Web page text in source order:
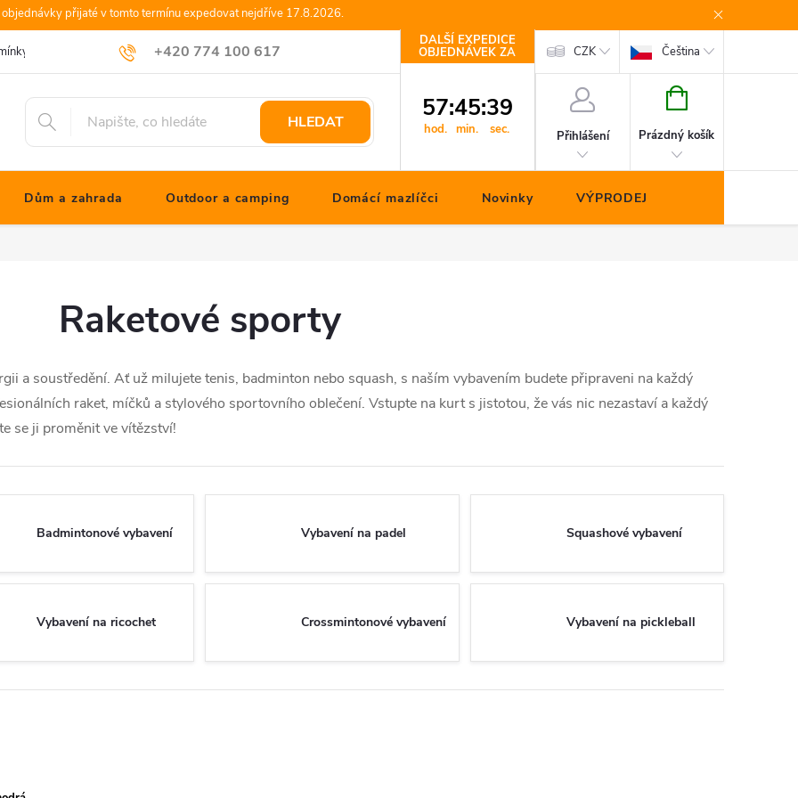
přijaté v tomto termínu expedovat nejdříve 17.8.2026.
+420 774 100 617
info@jonathanshop.cz
Podmínky ochrany osobních údajů Blog JONATHANshop.cz Kontakty CZK Čeština
HLEDAT
DALŠÍ EXPEDICE
OBJEDNÁVEK ZA
57
hod.
:45
min.
:38
sec. Přihlášení
NÁKUPNÍ
Prázdný košík
Dům a zahrada Outdoor a camping Domácí mazlíčci Novinky VÝPRODEJ
Raketové sporty
a soustředění. Ať už milujete tenis, badminton nebo squash, s naším vybavením budete připraveni na každý
raket, míčků a stylového sportovního oblečení. Vstupte na kurt s jistotou, že vás nic nezastaví a každý
se ji proměnit ve vítězství!
Badmintonové vybavení Vybavení na padel Squashové vybavení
Vybavení na ricochet Crossmintonové vybavení Vybavení na pickleball